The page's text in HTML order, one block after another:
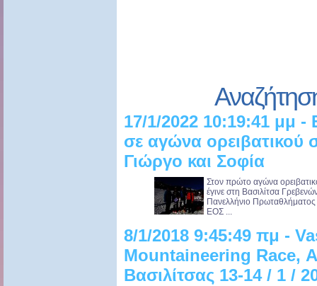
17/1/2022 10:19:41 μμ
σε αγώνα ορειβατικού
Γιώργο και Σοφία
Στον πρώτο αγώνα
έγινε στη Βασιλίτσα
Πανελλήνιο
ΕΟΣ ...
8/1/2018 9:45:49 πμ -
Mountaineering Race,
Βασιλίτσας 13-14 / 1 /